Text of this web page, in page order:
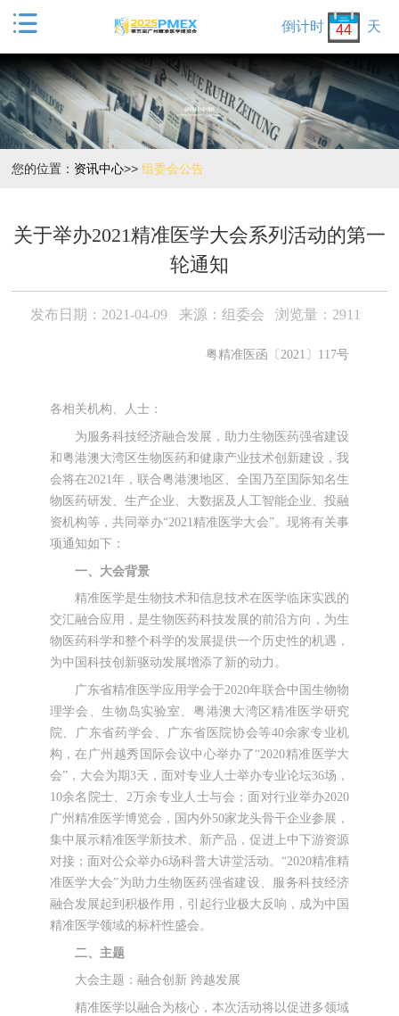
 倒计时 44 天
您的位置： 资讯中心>>组委会公告
关于举办2021精准医学大会系列活动的第一
轮通知
发布日期：2021-04-09 来源：组委会 浏览量：2911
粤精准医函〔2021〕117号
各相关机构、人士：
为服务科技经济融合发展，助力生物医药强省建设
和粤港澳大湾区生物医药和健康产业技术创新建设，我
会将在2021年，联合粤港澳地区、全国乃至国际知名生
物医药研发、生产企业、大数据及人工智能企业、投融
资机构等，共同举办“2021精准医学大会”。现将有关事
项通知如下：
一、大会背景
精准医学是生物技术和信息技术在医学临床实践的
交汇融合应用，是生物医药科技发展的前沿方向，为生
物医药科学和整个科学的发展提供一个历史性的机遇，
为中国科技创新驱动发展增添了新的动力。
广东省精准医学应用学会于2020年联合中国生物物
理学会、生物岛实验室、粤港澳大湾区精准医学研究
院、广东省药学会、广东省医院协会等40余家专业机
构，在广州越秀国际会议中心举办了“2020精准医学大
会”，大会为期3天，面对专业人士举办专业论坛36场，
10余名院士、2万余专业人士与会；面对行业举办2020
广州精准医学博览会，国内外50家龙头骨干企业参展，
集中展示精准医学新技术、新产品，促进上中下游资源
对接；面对公众举办6场科普大讲堂活动。“2020精准精
准医学大会”为助力生物医药强省建设、服务科技经济
融合发展起到积极作用，引起行业极大反响，成为中国
精准医学领域的标杆性盛会。
二、主题
大会主题：融合创新 跨越发展
精准医学以融合为核心，本次活动将以促进多领域